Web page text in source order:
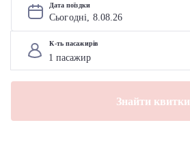
Дата поїздки
Сьогодні, 8.08.26
К-ть пасажирів
Знайти квитки